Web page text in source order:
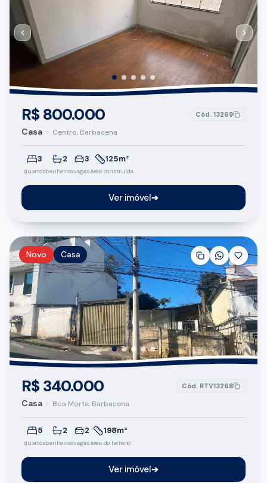
R$ 800.000 Cód. 13269
Casa • Centro, Barbacena
3
quartos
2
banheiros
3
vagas
125m²
área construída
Ver imóvel➔
Novo Casa
R$ 340.000 Cód. RTV13268
Casa • Boa Morte, Barbacena
5
quartos
2
banheiros
2
vagas
198m²
área do terreno
Ver imóvel➔